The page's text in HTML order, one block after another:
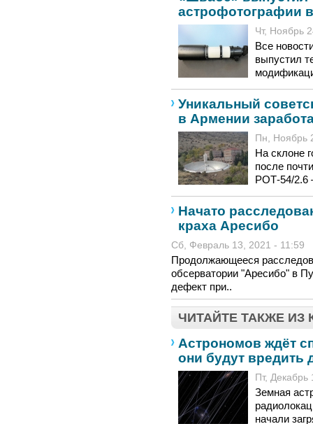
астрофотографии
Чт, Ноябрь
Все
выпустил
Уникальный
в Армении
Пн, Ноябрь
На склоне
после
РОТ-54/2.6
Начато
краха Аресибо
Сб, Февраль 13, 2021 - 11:59
Продолжающееся
обсерватории "Аресибо" в
дефект при..
ЧИТАЙТЕ ТАКЖЕ ИЗ
Астрономов ждёт
они будут вредить
Пт,
Земная
начали